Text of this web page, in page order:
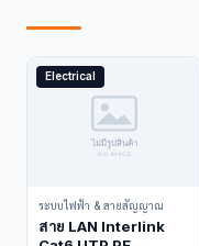
Electrical
ระบบไฟฟ้า & สายสัญญาณ
สาย LAN Interlink